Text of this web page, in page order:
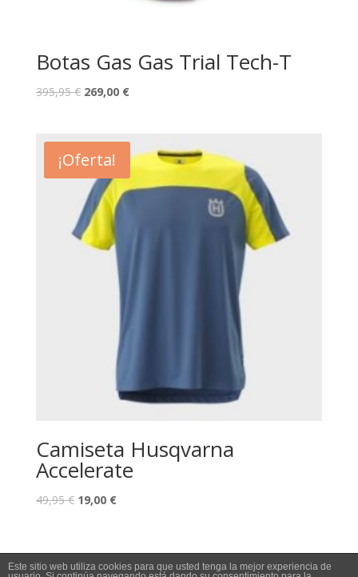
Botas Gas Gas Trial Tech-T
395,95€ 269,00 €
¡Oferta!
Camiseta Husqvarna
Accelerate
49,95€ 19,00 €
Este sitio web utiliza cookies para que usted tenga la mejor experiencia de